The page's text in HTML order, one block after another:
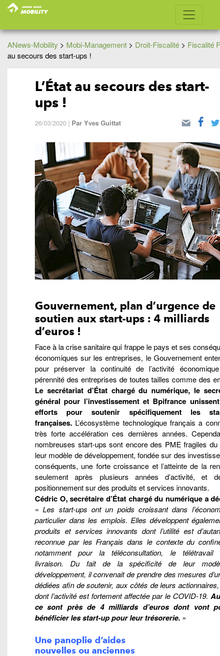
ANews-Mobility > Mobi-Management > Droit-Fiscalité > Fiscalité
au secours des start-ups !
L’État au secours des start-
ups !
26/03/2020 | Par Yves Guittat
Gouvernement, plan d’urgence de
soutien aux start-ups : 4 milliards
d’euros !
Face à la crise sanitaire qui frappe le pays et ses
économiques sur les entreprises, le Gouvernement
pour préserver la continuité de l’activité
pérennité des entreprises de toutes tailles comme des
Le secrétariat d’État chargé du numérique, le
général pour l’investissement et Bpifrance
efforts pour soutenir spécifiquement les
françaises. L’écosystème technologique français a
très forte accélération ces dernières années.
nombreuses start-ups sont encore des PME fragiles du
leur modèle de développement, fondée sur des
conséquents, une forte croissance et l’atteinte de la
seulement après plusieurs années d’activité, et
positionnement sur des produits et services innovants.
Cédric O, secrétaire d’État chargé du numérique a
«Les start-ups ont un poids croissant dans
particulier dans les emplois. Elles développent
produits et services innovants dont l’utilité est
reconnue par les Français dans le contexte du
notamment pour la téléconsultation, le
livraison. Du fait de la spécificité de leur
développement, il convenait de prendre des mesures
dédiées afin de soutenir, aux côtés de leurs
dont l’activité est fortement affectée par le COVID-19.
ce sont près de 4 milliards d’euros dont vont
bénéficier les start-up pour leur trésorerie. »
Une panoplie d’aides
nouvelles ou anciennes